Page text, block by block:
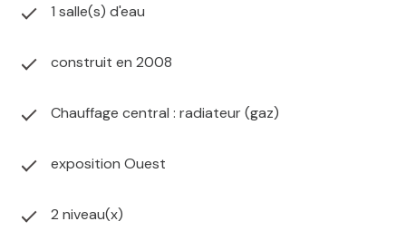
1 salle(s) d'eau
construit en 2008
Chauffage central : radiateur (gaz)
exposition Ouest
2 niveau(x)